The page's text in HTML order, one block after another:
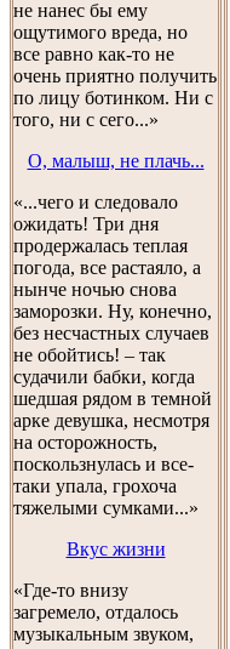
не нанес бы ему
ощутимого вреда, но
все равно как-то не
очень приятно получить
по лицу ботинком. Ни с
того, ни с сего...»
О, малыш, не плачь...
«...чего и следовало
ожидать! Три дня
продержалась теплая
погода, все растаяло, а
нынче ночью снова
заморозки. Ну, конечно,
без несчастных случаев
не обойтись! – так
судачили бабки, когда
шедшая рядом в темной
арке девушка, несмотря
на осторожность,
поскользнулась и все-
таки упала, грохоча
тяжелыми сумками...»
Вкус жизни
«Где-то внизу
загремело, отдалось
музыкальным звуком,